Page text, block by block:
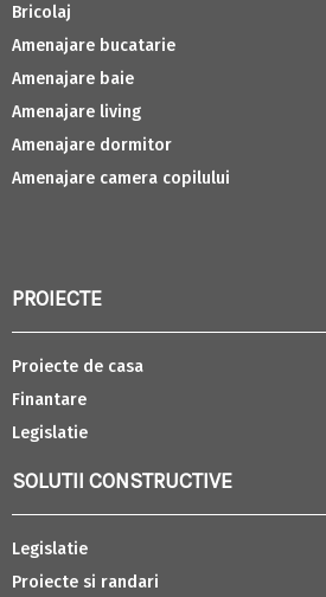
Bricolaj
Amenajare bucatarie
Amenajare baie
Amenajare living
Amenajare dormitor
Amenajare camera copilului
PROIECTE
Proiecte de casa
Finantare
Legislatie
SOLUTII CONSTRUCTIVE
Legislatie
Proiecte si randari